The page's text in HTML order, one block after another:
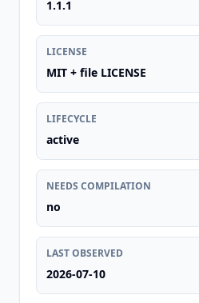
1.1.1
LICENSE
MIT + file LICENSE
LIFECYCLE
active
NEEDS COMPILATION
no
LAST OBSERVED
2026-07-10